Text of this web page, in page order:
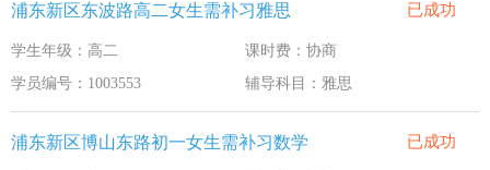
上海家教网大学生做家教安全须知！
全国教师管理信息系统明年启用
浦东新区东波路高二女生需补习雅思 已成功
学生年级：高二
课时费：协商
学员编号：1003553
辅导科目：雅思
浦东新区博山东路初一女生需补习数学 已成功